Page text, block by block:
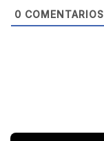
0 COMENTARIOS